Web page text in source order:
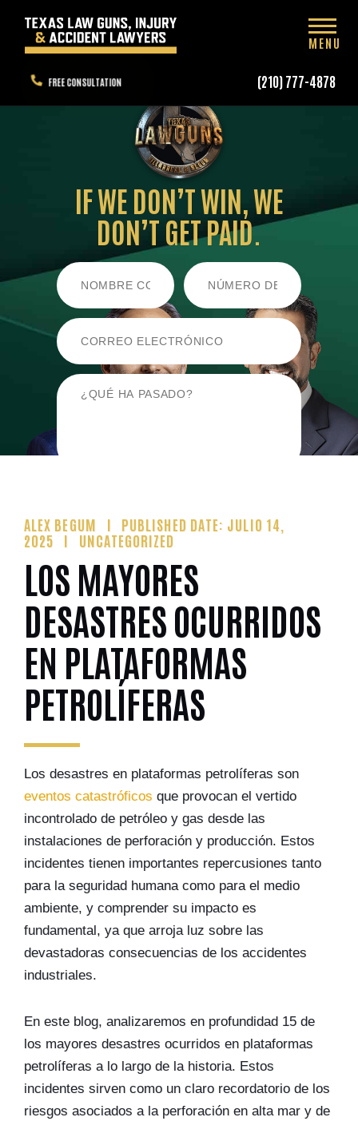
FREE CONSULTATION (210) 777-4878
MENU
IF WE DON’T WIN, WE
DON’T GET PAID.
ALEX BEGUM
PUBLISHED DATE: JULIO 14,
2025
UNCATEGORIZED
LOS MAYORES
DESASTRES OCURRIDOS
EN PLATAFORMAS
PETROLÍFERAS
Los desastres en plataformas petrolíferas son
eventos catastróficos que provocan el vertido
incontrolado de petróleo y gas desde las
instalaciones de perforación y producción. Estos
incidentes tienen importantes repercusiones tanto
para la seguridad humana como para el medio
ambiente, y comprender su impacto es
fundamental, ya que arroja luz sobre las
devastadoras consecuencias de los accidentes
industriales.
En este blog, analizaremos en profundidad 15 de
los mayores desastres ocurridos en plataformas
petrolíferas a lo largo de la historia. Estos
incidentes sirven como un claro recordatorio de los
riesgos asociados a la perforación en alta mar y de